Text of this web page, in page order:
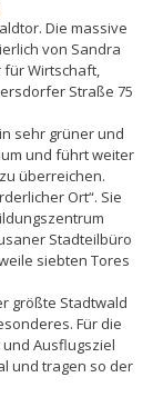
Die massive
von Sandra
Wirtschaft,
Straße 75
sehr grüner und
und führt weiter
überreichen.
Ort“. Sie
Stadteilbüro
siebten Tores
größte Stadtwald
Für die
Ausflugsziel
und tragen so der